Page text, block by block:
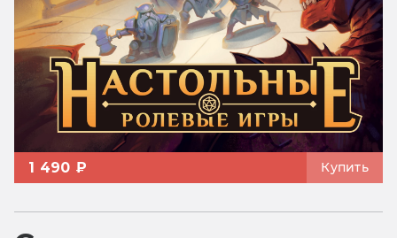
1 490 ₽ Купить